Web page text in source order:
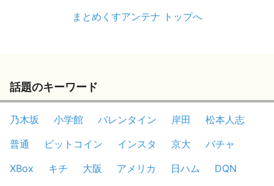
まとめくすアンテナ トップへ
話題のキーワード
乃木坂 小学館 バレンタイン 岸田
松本人志
普通
ビットコイン インスタ 京大
バチャ
XBox
キチ 大阪 アメリカ 日ハム
DQN